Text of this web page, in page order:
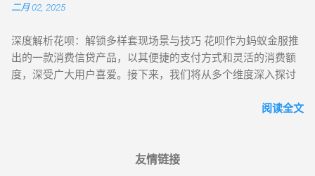
尤其是对个人信用的潜在影响。 虚拟商品交易 虚拟商品交易套
卡等）后，通过退款或者转卖的方式，将虚拟商品兑换为现
金。这种方式看似无害，但实际上可能涉及一些灰色地带，存
在欺诈和被封号的风险。 线下商家合作套现 一些线下商家会与
宝，选择花呗支付，即可轻松完成交易。 二、第三方合作平台
淘宝和天猫深度支持花呗支付。用户在购物时，不仅可以使用
花呗完成支付，还能享受花呗分期服务，将大额消费拆分为多
期还款，缓解资金压力。 京东 ：虽然京东有自己的金融支付体
者的支付选择。 美团 / 大众点评 ：覆盖餐饮、外卖、旅游等众
捷。 滴滴出行 ：在使用滴滴打车时，用户可以选择花呗支付打
二月 02, 2025
深度解析花呗：解锁多样套现场景与技巧 花呗作为蚂蚁金服推
出的一款消费信贷产品，以其便捷的支付方式和灵活的消费额
度，深受广大用户喜爱。接下来，我们将从多个维度深入探讨
套现场景大揭秘 （一）线上丰富平台任选 花呗在网络购物领域
台，部分商家也接入了花呗支付。以京东为例，在部分第三方
阅读全文
友情链接